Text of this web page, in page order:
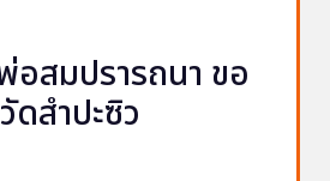
อสมปรารถนา ขอ
สำปะซิว